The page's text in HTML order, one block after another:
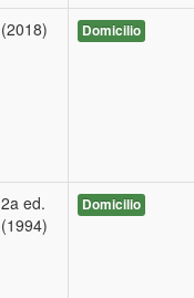
(2018) Domicilio
2a ed.
(1994)
Domicilio